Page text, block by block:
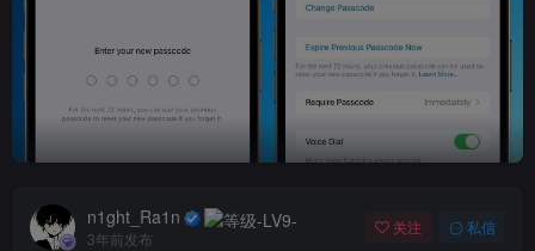
n1ght_Ra1n
3年前发布
关注 私信